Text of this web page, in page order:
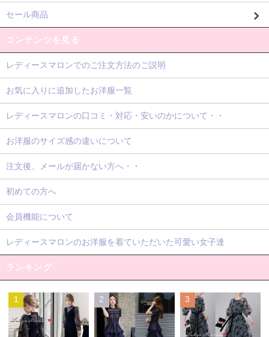
セール商品
コンテンツを見る
レディースマロンでのご注文方法のご説明
お気に入りに追加したお洋服一覧
レディースマロンの口コミ・対応・安いのかについて・・
お洋服のサイズ感の違いについて
注文後、メールが届かない方へ・・
初めての方へ
会員機能について
レディースマロンのお洋服を着ていただいた可愛い女子達
ランキング
1 2 3